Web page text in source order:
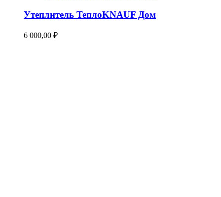
Утеплитель ТеплоKNAUF Дом
6 000,00 ₽